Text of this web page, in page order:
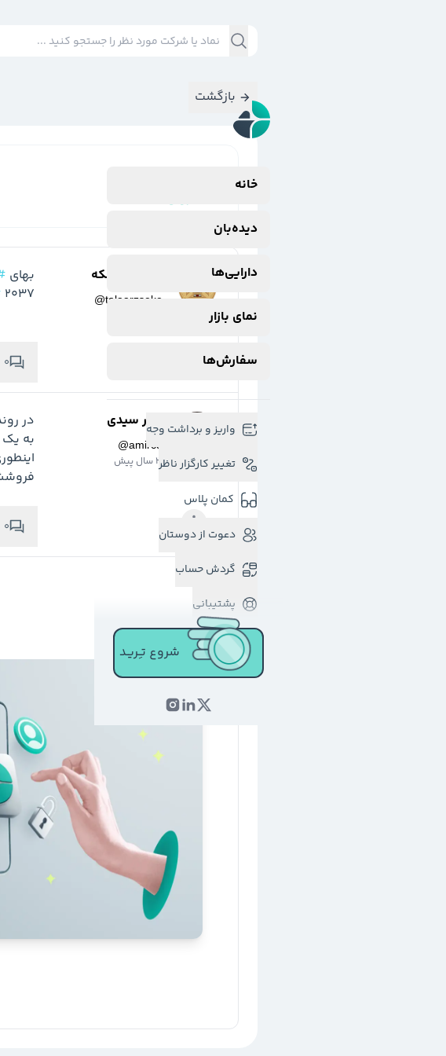
خانه
دیده‌بان
دارایی‌ها
نمای بازار
سفارش‌ها
واریز و برداشت وجه
تغییر کارگزار ناظر
کمان پلاس
دعوت از دوستان
گردش حساب
پشتیبانی
شروع تـِـریـد
بازگشت
طلا،ارز و سکه
@talaarzseke
بهای
2037
0
امیر سیدی
@amircd
3 سال پیش
در
0